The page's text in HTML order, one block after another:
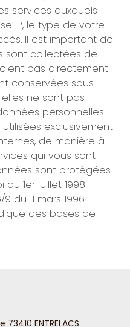
services auxquels
IP, le type de votre
Il est important de
sont collectées de
pas directement
conservées sous
ne sont pas
personnelles.
exclusivement
de manière à
qui vous sont
sont protégées
1er juillet 1998
du 11 mars 1996
des bases de
ENTRELACS